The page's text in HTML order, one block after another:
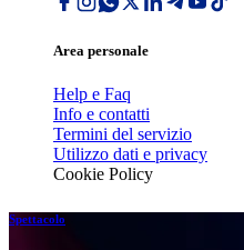
Area personale
Help e Faq
Info e contatti
Termini del servizio
Utilizzo dati e privacy
Cookie Policy
Spettacolo